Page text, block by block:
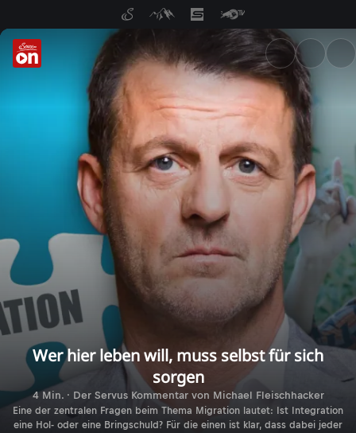
ServusTV On: Livestreams,
Wer hier leben will, muss selbst für sich
sorgen
4 Min. · Der Servus Kommentar von Michael Fleischhacker
Eine der zentralen Fragen beim Thema Migration lautet: Ist Integration
eine Hol- oder eine Bringschuld? Für die einen ist klar, dass dabei jeder